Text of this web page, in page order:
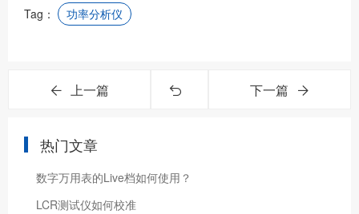
Tag： 功率分析仪
上一篇 下一篇
热门文章
数字万用表的Live档如何使用？
LCR测试仪如何校准